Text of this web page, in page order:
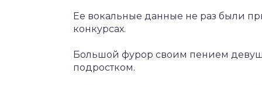
Ее вокальные данные не раз были
конкурсах.
Большой фурор своим пением
подростком.